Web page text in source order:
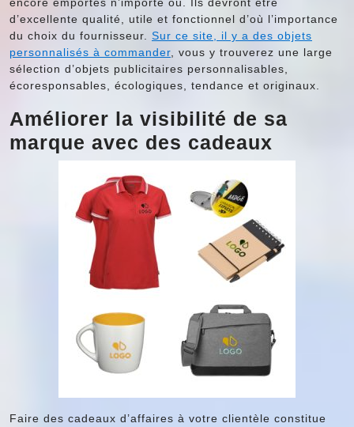
d’excellente qualité, utile et fonctionnel d’où l’importance
du choix du fournisseur. Sur ce site, il y a des objets
personnalisés à commander , vous y trouverez une large
sélection d’objets publicitaires personnalisables,
écoresponsables, écologiques, tendance et originaux.
Améliorer la visibilité de sa
marque avec des cadeaux
Faire des cadeaux d’affaires à votre clientèle constitue